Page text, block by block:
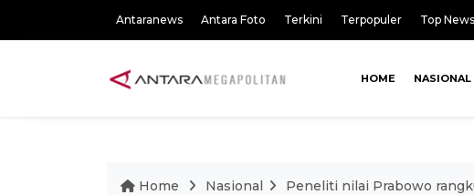
Antaranews Antara Foto Terkini Terpopuler Top News
HOME NASIONAL
Home Nasional Peneliti nilai Prabowo